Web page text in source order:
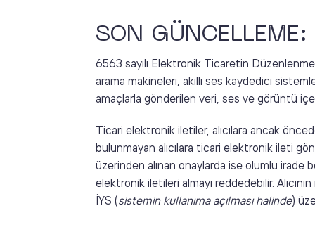
SON
6563 sayılı Elektronik Ticaretin
arama makineleri, akıllı ses kaydedici
amaçlarla gönderilen veri, ses ve görüntü
Ticari elektronik iletiler, alıcılara ancak
bulunmayan alıcılara ticari elektronik ileti
üzerinden alınan onaylarda ise olumlu irade
elektronik iletileri almayı reddedebilir.
İYS ( sistemin kullanıma açılması halinde)